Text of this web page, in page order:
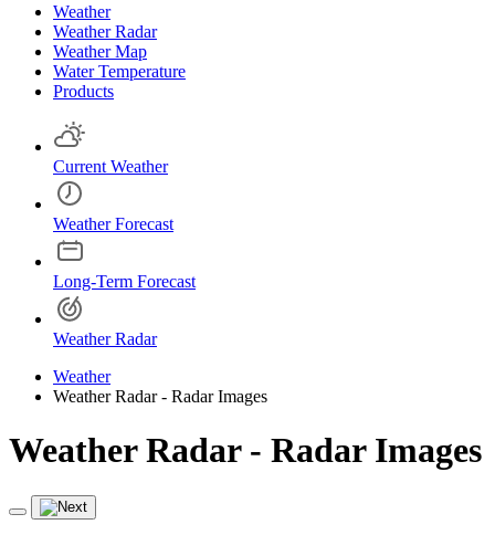
Weather
Weather Radar
Weather Map
Water Temperature
Products
Current Weather
Weather Forecast
Long-Term Forecast
Weather Radar
Weather
Weather Radar - Radar Images
Weather Radar - Radar Images